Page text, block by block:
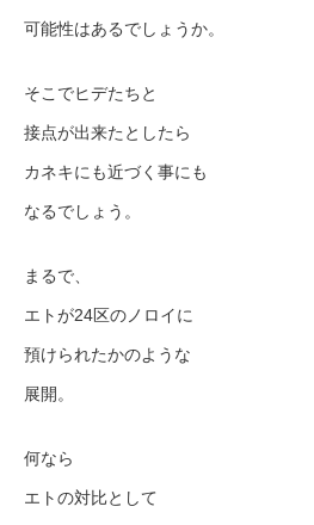
可能性はあるでしょうか。
そこでヒデたちと
接点が出来たとしたら
カネキにも近づく事にも
なるでしょう。
まるで、
エトが24区のノロイに
預けられたかのような
展開。
何なら
エトの対比として